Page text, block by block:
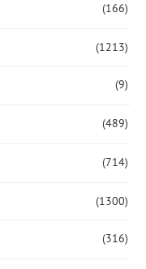
(166)
(1213)
(9)
(489)
(714)
(1300)
(316)